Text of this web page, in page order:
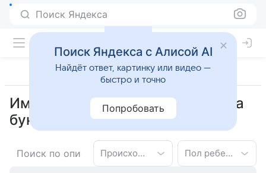
Поиск Яндекса
Имена чеченское для девочек на
букву Н
Происхождение имени Пол ребенка
Поиск Яндекса с Алисой AI
Найдёт ответ, картинку или видео —
быстро и точно
Попробовать